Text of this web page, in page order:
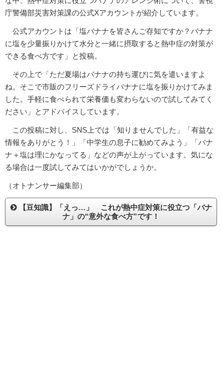
庁警備部災害対策課の公式Xアカウントが紹介しています。
公式アカウントは「塩バナナを皆さんご存知ですか？バナナ
に塩を少量振りかけて水分と一緒に摂取すると熱中症の対策が
できる食べ方です」と投稿。
その上で「ただ夏場はバナナの持ち運びに気を遣いますよ
ね。そこで市販のフリーズドライバナナに塩を振りかけてみま
した。手軽に食べられて栄養価も変わらないので試してみてく
ださい」とアドバイスしています。
この投稿に対し、SNS上では「知りませんでした」「有益な
情報をありがとう！」「中学生の息子に勧めてみよう」「バナ
ナ＋塩は理にかなってる」などの声が上がっています。気にな
る場合は一度試してみてはいかがでしょうか。
（オトナンサー編集部）
【豆知識】「えっ…」 これが熱中症対策に役立つ「バナ
ナ」の“意外な食べ方”です！